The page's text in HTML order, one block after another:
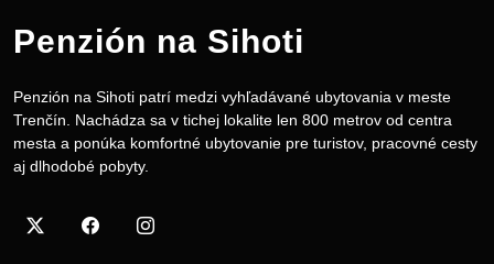
Penzión na Sihoti
Penzión na Sihoti patrí medzi vyhľadávané ubytovania v meste
Trenčín. Nachádza sa v tichej lokalite len 800 metrov od centra
mesta a ponúka komfortné ubytovanie pre turistov, pracovné cesty
aj dlhodobé pobyty.